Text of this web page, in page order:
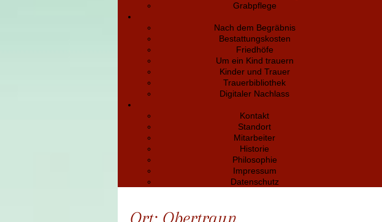
Grabpflege
Nach dem Begräbnis
Bestattungskosten
Friedhöfe
Um ein Kind trauern
Kinder und Trauer
Trauerbibliothek
Digitaler Nachlass
Kontakt
Standort
Mitarbeiter
Historie
Philosophie
Impressum
Datenschutz